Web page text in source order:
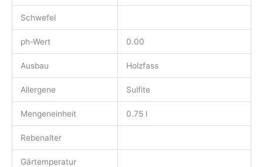
Schwefel
ph-Wert 0.00
Ausbau Holzfass
Allergene Sulfite
Mengeneinheit 0.75 l
Rebenalter
Gärtemperatur